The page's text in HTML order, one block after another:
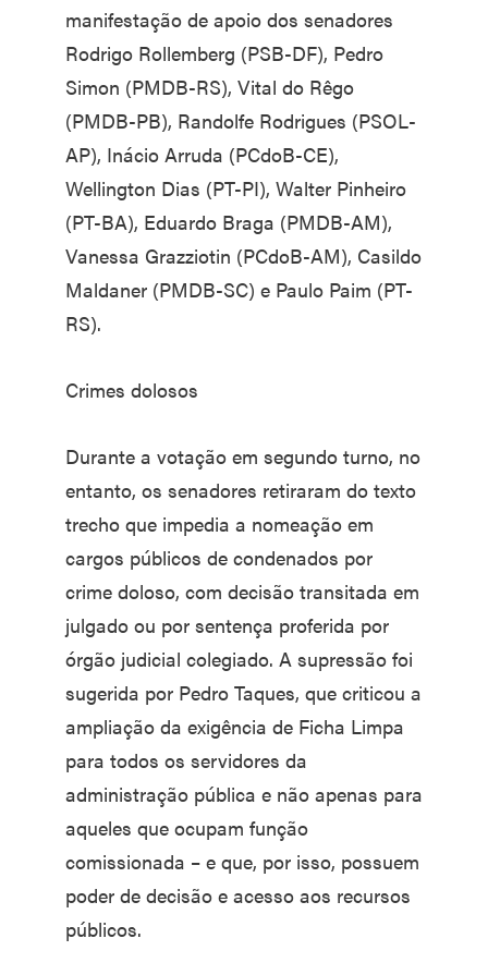
manifestação de apoio dos senadores
Rodrigo Rollemberg (PSB-DF), Pedro
Simon (PMDB-RS), Vital do Rêgo
(PMDB-PB), Randolfe Rodrigues (PSOL-
AP), Inácio Arruda (PCdoB-CE),
Wellington Dias (PT-PI), Walter Pinheiro
(PT-BA), Eduardo Braga (PMDB-AM),
Vanessa Grazziotin (PCdoB-AM), Casildo
Maldaner (PMDB-SC) e Paulo Paim (PT-
RS).
Crimes dolosos
Durante a votação em segundo turno, no
entanto, os senadores retiraram do texto
trecho que impedia a nomeação em
cargos públicos de condenados por
crime doloso, com decisão transitada em
julgado ou por sentença proferida por
órgão judicial colegiado. A supressão foi
sugerida por Pedro Taques, que criticou a
ampliação da exigência de Ficha Limpa
para todos os servidores da
administração pública e não apenas para
aqueles que ocupam função
comissionada – e que, por isso, possuem
poder de decisão e acesso aos recursos
públicos.